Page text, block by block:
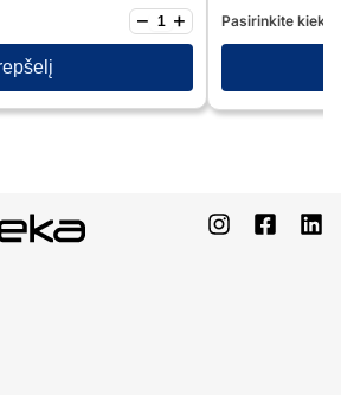
− + Pasirinkite kiekį